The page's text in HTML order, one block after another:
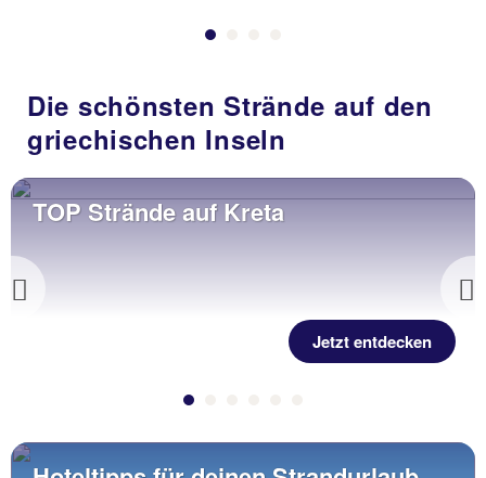
Die schönsten Strände auf den
griechischen Inseln
Previous
TOP Strände auf Kreta
Jetzt entdecken